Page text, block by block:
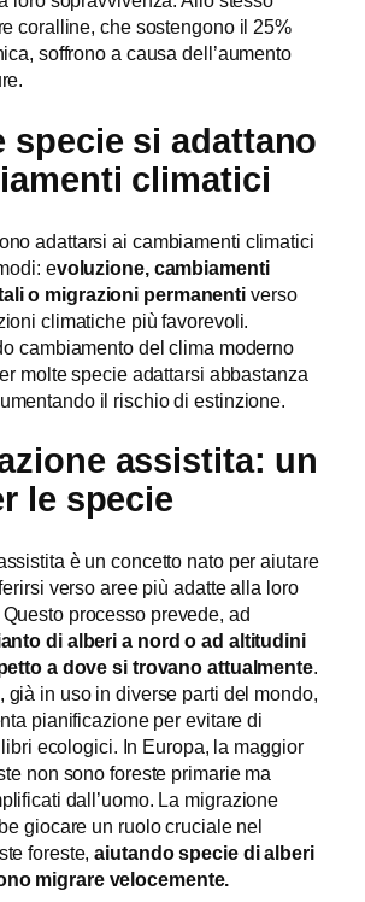
coralline, che sostengono il 25%
soffrono a causa dell’aumento
specie si adattano
climatici
adattarsi ai cambiamenti climatici
evoluzione, cambiamenti
o migrazioni permanenti verso
climatiche più favorevoli.
cambiamento del clima moderno
molte specie adattarsi abbastanza
il rischio di estinzione.
assistita: un
le specie
è un concetto nato per aiutare
verso aree più adatte alla loro
processo prevede, ad
di alberi a nord o ad altitudini
a dove si trovano attualmente.
già in uso in diverse parti del mondo,
pianificazione per evitare di
ecologici. In Europa, la maggior
non sono foreste primarie ma
dall’uomo. La migrazione
giocare un ruolo cruciale nel
foreste,aiutando specie di alberi
migrare velocemente.